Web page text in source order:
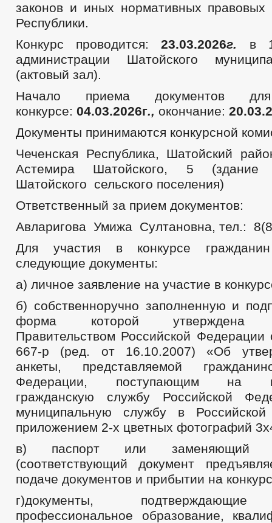
законов и иных нормативных правовых
Республики.
Конкурс проводится:23.03.2026г.
в
администрации Шатойского
(актовый зал).
Начало приема документов
конкурсе: 04.03.2026г., окончание: 20.03
Документы принимаются конкурсной
Чеченская Республика, Шатойский
Астемира Шатойского, 5 (здание
Шатойского сельского поселения)
Ответственный за прием документов:
Авларигова Умижа Султановна, тел.:
Для участия в конкурсе гражданин
следующие документы:
а) личное заявление на участие в
б) собственноручно заполненную и
форма которой утверждена
Правительством Российской
667-р (ред. от 16.10.2007) «Об
анкеты, представляемой
Федерации, поступающим на
гражданскую службу Российской
муниципальную службу в
приложением 2-х цветных фотографий
в) паспорт или заменяющий
(соответствующий документ
подаче документов и прибытии на
г)документы, подтверждающие
профессиональное образование,